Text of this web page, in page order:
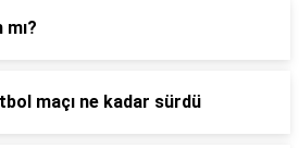
maçı ne kadar sürdü